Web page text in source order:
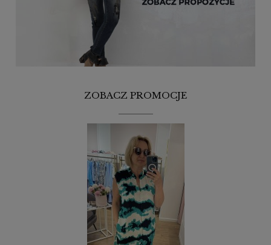
ZOBACZ PROMOCJE